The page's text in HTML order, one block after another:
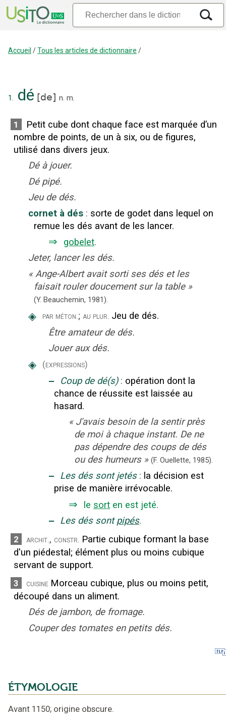
Accueil /Tous les articles de dictionnaire /
1. dé [de] n. m.
1
Petit cube dont chaque face est marquée d’un
nombre de points, de un à six, ou de figures,
utilisé dans divers jeux.
Dé à jouer.
Dé pipé.
Jeu de dés.
cornet à dés : sorte de godet dans lequel on
remue les dés avant de les lancer.
⇒ gobelet.
Jeter, lancer les dés.
« Ange-Albert avait sorti ses dés et les
faisait rouler doucement sur la table »
(Y. Beauchemin, 1981).
◈ par méton.; au plur. Jeu de dés.
Être amateur de dés.
Jouer aux dés.
◈ (expressions)
‒ Coup de dé(s) : opération dont la
chance de réussite est laissée au
hasard.
« J'avais besoin de la sentir près
de moi à chaque instant. De ne
pas dépendre des coups de dés
ou des humeurs » (F. Ouellette, 1985).
‒ Les dés sont jetés : la décision est
prise de manière irrévocable.
⇒ le sort en est jeté.
‒ Les dés sont pipés.
2 archit. , constr. Partie cubique formant la base
d'un piédestal; élément plus ou moins cubique
servant de support.
3 cuisine Morceau cubique, plus ou moins petit,
découpé dans un aliment.
Dés de jambon, de fromage.
Couper des tomates en petits dés.
ÉTYMOLOGIE
Avant 1150; origine obscure.